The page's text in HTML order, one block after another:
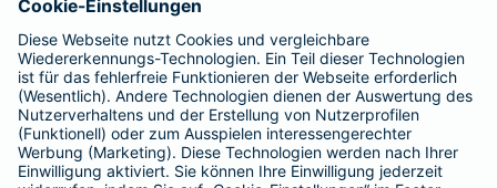
Schnelle Notfallversorgung bei Ernstfällen
gewährleisten
Der Dackel Balu macht für Leckerlies alles. Beim Gassigehen